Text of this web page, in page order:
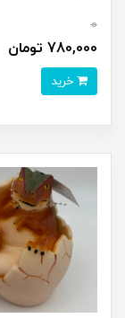
0
780,000 تومان